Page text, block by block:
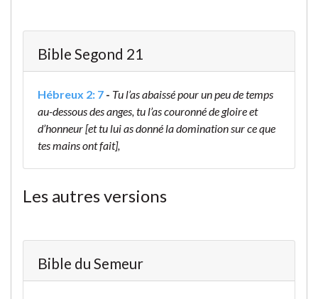
Bible Segond 21
Hébreux 2: 7 - Tu l’as abaissé pour un peu de temps
au-dessous des anges, tu l’as couronné de gloire et
d’honneur [et tu lui as donné la domination sur ce que
tes mains ont fait],
Les autres versions
Bible du Semeur